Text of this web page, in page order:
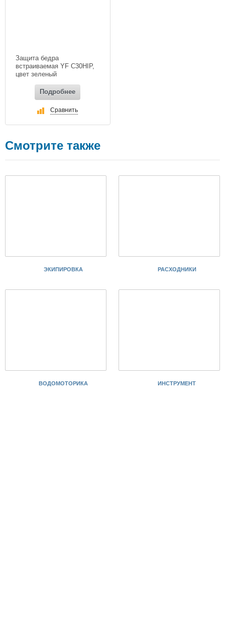
Защита бедра
встраиваемая YF С30HIP,
цвет зеленый
Подробнее
Сравнить
Смотрите также
ЭКИПИРОВКА РАСХОДНИКИ
ВОДОМОТОРИКА ИНСТРУМЕНТ